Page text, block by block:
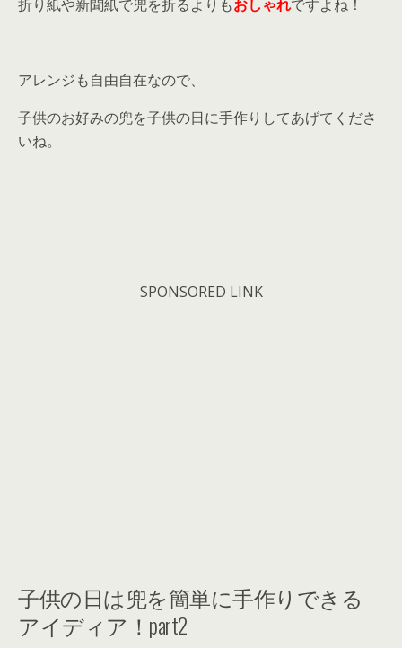
折り紙や新聞紙で兜を折るよりもおしゃれですよね！
アレンジも自由自在なので、
子供のお好みの兜を子供の日に手作りしてあげてくださ
いね。
SPONSORED LINK
子供の日は兜を簡単に手作りできる
アイディア！part2